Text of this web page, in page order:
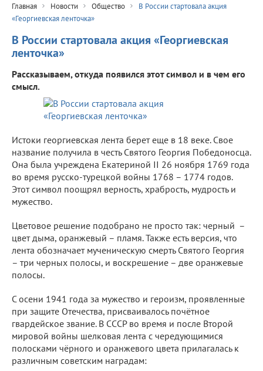
Главная Новости Общество
В России стартовала акция
«Георгиевская ленточка»
В России стартовала акция «Георгиевская
ленточка»
Рассказываем, откуда появился этот символ и в чем его
смысл.
Истоки георгиевская лента берет еще в 18 веке. Свое
название получила в честь Святого Георгия Победоносца.
Она была учреждена Екатериной II 26 ноября 1769 года
во время русско-турецкой войны 1768 – 1774 годов.
Этот символ поощрял верность, храбрость, мудрость и
мужество.
Цветовое решение подобрано не просто так: черный –
цвет дыма, оранжевый – пламя. Также есть версия, что
лента обозначает мученическую смерть Святого Георгия
– три черных полосы, и воскрешение – две оранжевые
полосы.
С осени 1941 года за мужество и героизм, проявленные
при защите Отечества, присваивалось почётное
гвардейское звание. В СССР во время и после Второй
мировой войны шелковая лента с чередующимися
полосками чёрного и оранжевого цвета прилагалась к
различным советским наградам: